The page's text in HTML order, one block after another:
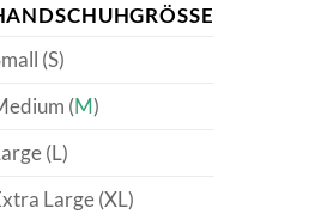
(S)
(M)
(L)
Large (XL)